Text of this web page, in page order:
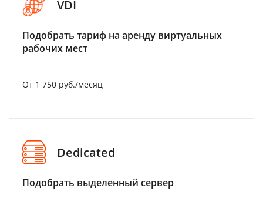
VDI
Подобрать тариф на аренду виртуальных
рабочих мест
От 1 750 руб./месяц
Dedicated
Подобрать выделенный сервер